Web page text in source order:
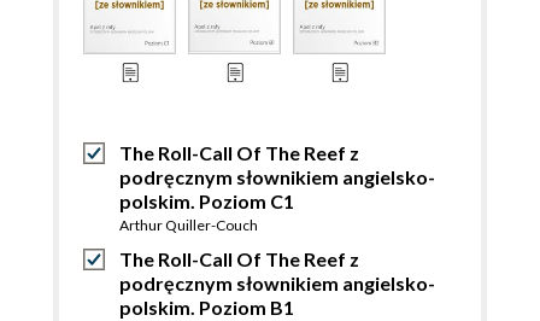
The Roll-Call Of The Reef z
podręcznym słownikiem angielsko-
polskim. Poziom C1
Arthur Quiller-Couch
The Roll-Call Of The Reef z
podręcznym słownikiem angielsko-
polskim. Poziom B1